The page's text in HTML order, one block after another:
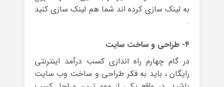
به لینک سازی کرده اند شما هم لینک سازی کنید
.
۴- طراحی و ساخت سایت
در گام چهارم راه اندازی کسب درآمد اینترنتی
رایگان ، باید به فکر طراحی و ساخت وب سایت